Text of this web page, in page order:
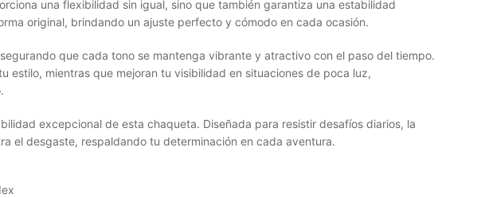
una flexibilidad sin igual, sino que también garantiza una estabilidad
original, brindando un ajuste perfecto y cómodo en cada ocasión.
que cada tono se mantenga vibrante y atractivo con el paso del tiempo.
estilo, mientras que mejoran tu visibilidad en situaciones de poca luz,
excepcional de esta chaqueta. Diseñada para resistir desafíos diarios, la
el desgaste, respaldando tu determinación en cada aventura.